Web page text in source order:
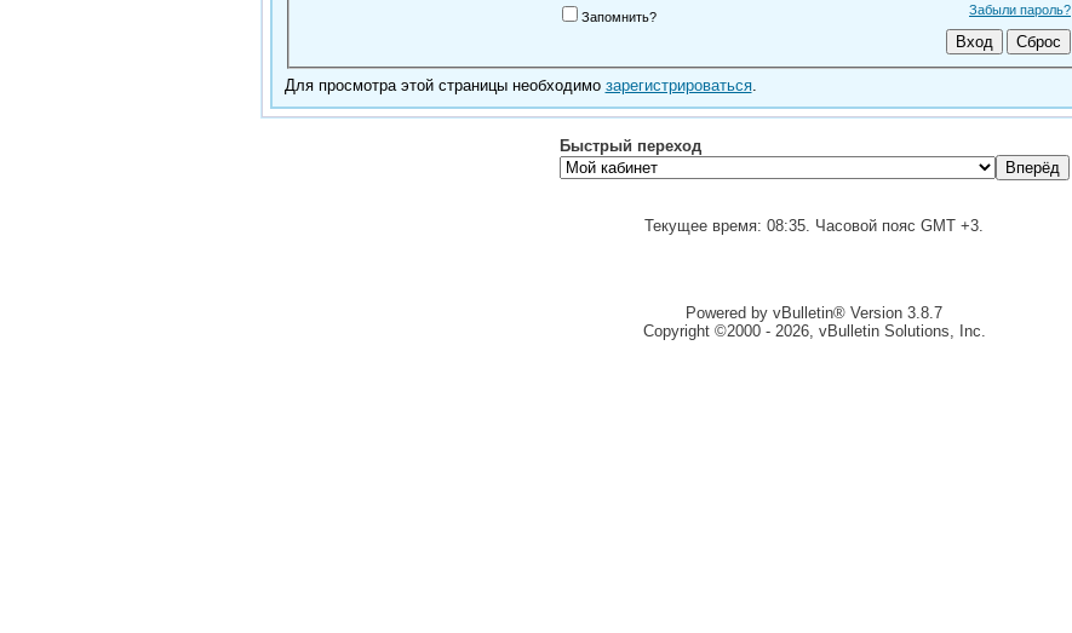
Забыли пароль?
Запомнить?
Для просмотра этой страницы необходимо зарегистрироваться.
Быстрый переход
Текущее время: 08:35. Часовой пояс GMT +3.
Powered by vBulletin® Version 3.8.7
Copyright ©2000 - 2026, vBulletin Solutions, Inc.